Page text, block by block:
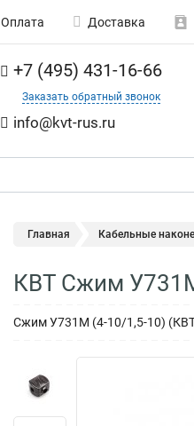
Оплата Доставка
+7 (495) 431-16-66
Заказать обратный звонок
info@kvt-rus.ru
Главная Кабельные
КВТ Сжим
Сжим У731М (4-10/1,5-10)